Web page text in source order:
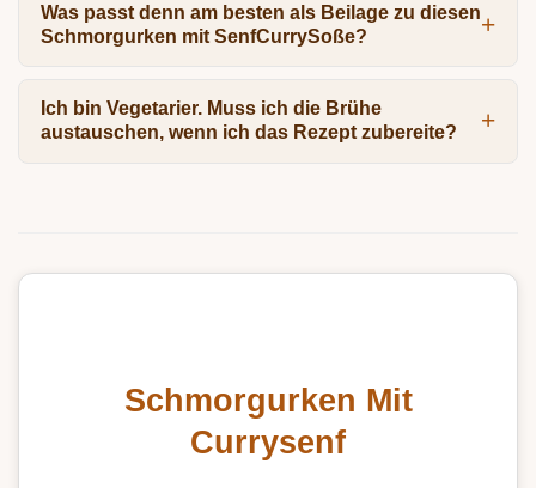
Was passt denn am besten als Beilage zu diesen
Schmorgurken mit SenfCurrySoße?
Ich bin Vegetarier. Muss ich die Brühe
austauschen, wenn ich das Rezept zubereite?
Schmorgurken Mit
Currysenf